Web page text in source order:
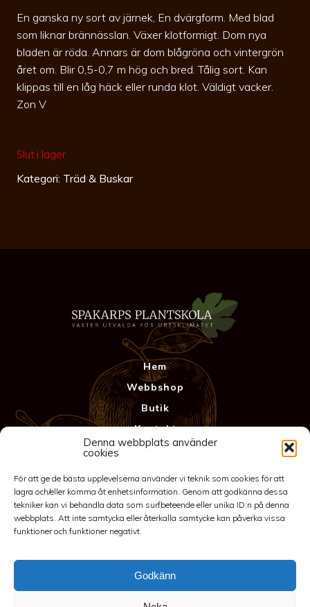
Denna webbplats använder
cookies
För att ge de bästa upplevelserna använder vi teknik som cookies för att
lagra och/eller komma åt enhetsinformation. Genom att godkänna dessa
tekniker kan vi behandla data som surfbeteende eller unika ID:n på denna
webbplats. Att inte samtycka eller återkalla samtycke kan påverka vissa
funktioner och funktioner negativt.
Godkänn
En ganska ny sort av järnek, En dvärgform. Med blad
som liknar brännässlan. Växer klotformigt. Dom nya
bladen är röda. Annars är dom blågröna och vintergrön
året om. Blir 0,5-0,7 m hög och bred. Tålig sort. Kan
klippas till en låg häck eller runda klot. Väldigt vacker.
Zon V
Slut i lager
Kategori: Träd & Buskar
Hem
Webbshop
Butik
Kontakt
Anläggning
Integritetspolicy